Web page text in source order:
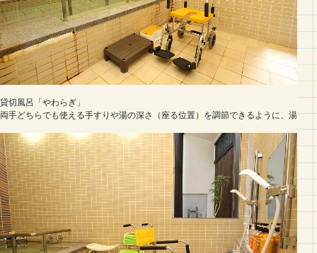
貸切風呂「やわらぎ」
両手どちらでも使える手すりや湯の深さ（座る位置）を調節できるように、湯船